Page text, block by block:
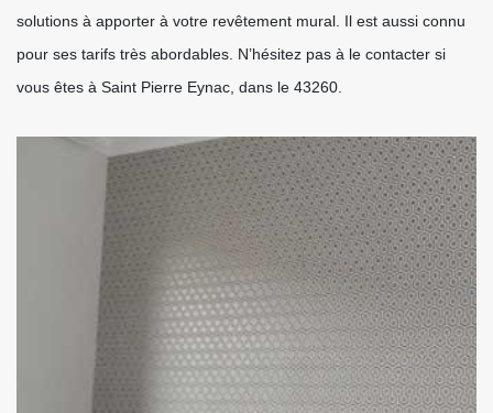
solutions à apporter à votre revêtement mural. Il est aussi connu
pour ses tarifs très abordables. N’hésitez pas à le contacter si
vous êtes à Saint Pierre Eynac, dans le 43260.